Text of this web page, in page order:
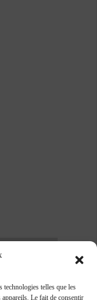
telles que les
Le fait de consentir